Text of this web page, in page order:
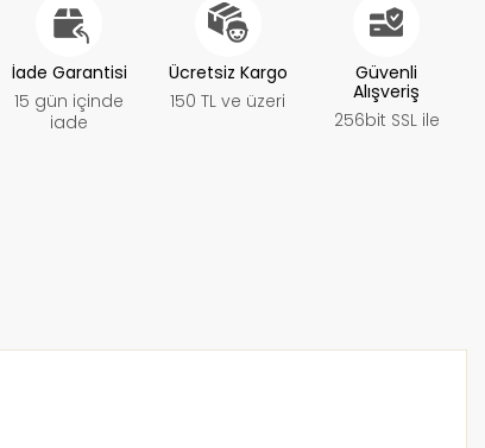
İade Garantisi
15 gün içinde
iade
Ücretsiz Kargo
150 TL ve üzeri
Güvenli
Alışveriş
256bit SSL ile